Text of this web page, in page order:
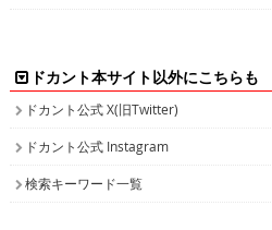
ドカント本サイト以外にこちらも
ドカント公式 X(旧Twitter)
ドカント公式 Instagram
検索キーワード一覧